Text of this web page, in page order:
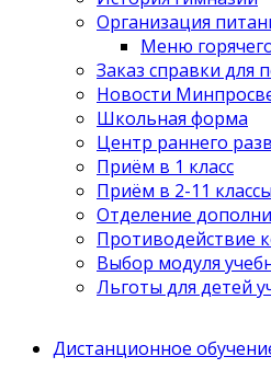
Организация
Меню
Заказ справки для
Новости
Школьная форма
Центр раннего
Приём в 1 класс
Приём в 2-11 классы
Отделение
Противодействие
Выбор модуля
Льготы для детей
Дистанционное